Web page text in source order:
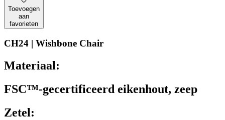
Toevoegen
aan
favorieten
CH24 | Wishbone Chair
Materiaal:
FSC™-gecertificeerd eikenhout, zeep
Zetel: